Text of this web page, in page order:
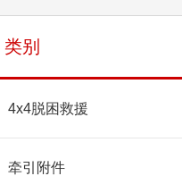
类别
4x4脱困救援
牵引附件